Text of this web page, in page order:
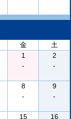
金
土
1
-
2
-
8
-
9
-
15 16